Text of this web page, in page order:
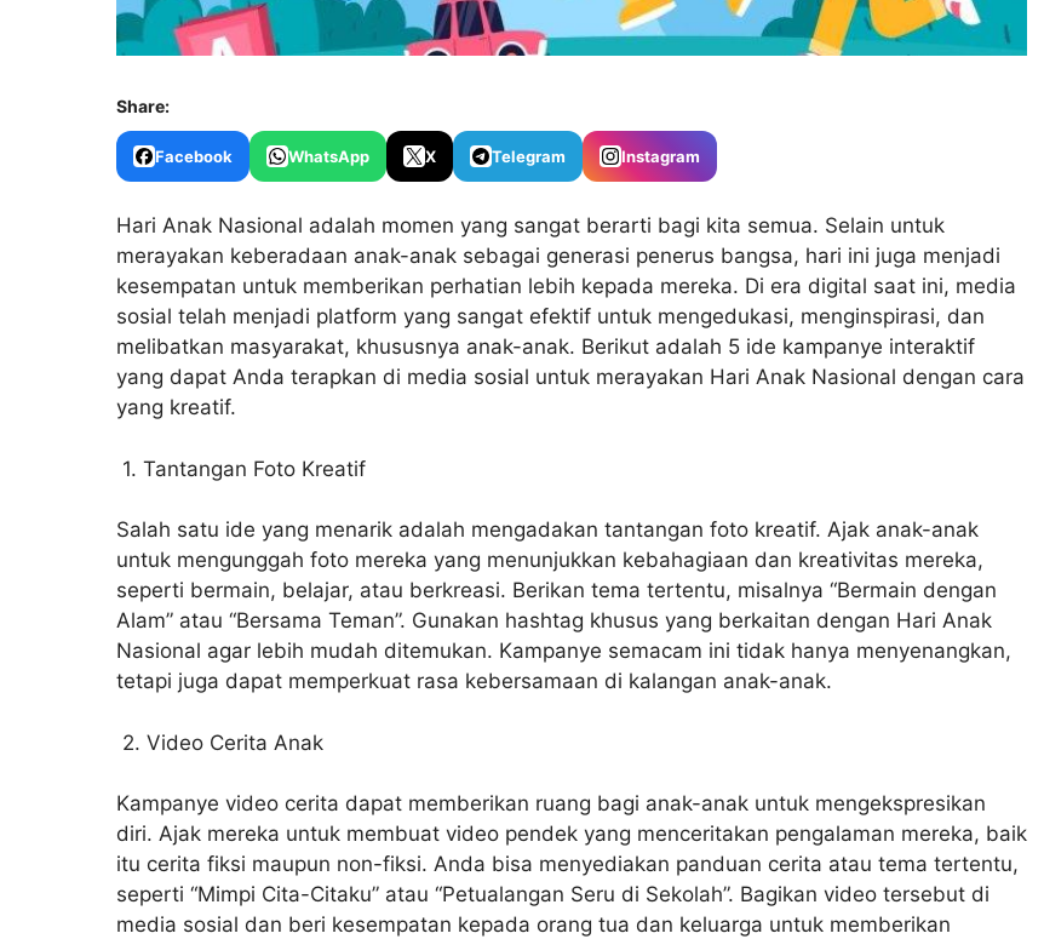
Share:
Facebook WhatsApp X Telegram Instagram
Hari Anak Nasional adalah momen yang sangat berarti bagi kita semua. Selain untuk
merayakan keberadaan anak-anak sebagai generasi penerus bangsa, hari ini juga menjadi
kesempatan untuk memberikan perhatian lebih kepada mereka. Di era digital saat ini, media
sosial telah menjadi platform yang sangat efektif untuk mengedukasi, menginspirasi, dan
melibatkan masyarakat, khususnya anak-anak. Berikut adalah 5 ide kampanye interaktif
yang dapat Anda terapkan di media sosial untuk merayakan Hari Anak Nasional dengan cara
yang kreatif.
1. Tantangan Foto Kreatif
Salah satu ide yang menarik adalah mengadakan tantangan foto kreatif. Ajak anak-anak
untuk mengunggah foto mereka yang menunjukkan kebahagiaan dan kreativitas mereka,
seperti bermain, belajar, atau berkreasi. Berikan tema tertentu, misalnya “Bermain dengan
Alam” atau “Bersama Teman”. Gunakan hashtag khusus yang berkaitan dengan Hari Anak
Nasional agar lebih mudah ditemukan. Kampanye semacam ini tidak hanya menyenangkan,
tetapi juga dapat memperkuat rasa kebersamaan di kalangan anak-anak.
2. Video Cerita Anak
Kampanye video cerita dapat memberikan ruang bagi anak-anak untuk mengekspresikan
diri. Ajak mereka untuk membuat video pendek yang menceritakan pengalaman mereka, baik
itu cerita fiksi maupun non-fiksi. Anda bisa menyediakan panduan cerita atau tema tertentu,
seperti “Mimpi Cita-Citaku” atau “Petualangan Seru di Sekolah”. Bagikan video tersebut di
media sosial dan beri kesempatan kepada orang tua dan keluarga untuk memberikan